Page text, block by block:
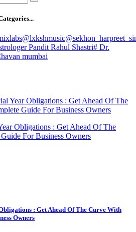
@lxkshmusic
Pandit Rahul Shastri# Dr.
mumbai
Year Obligations : Get Ahead Of The
Guide For Business Owners
: Get Ahead Of The Curve With
Owners